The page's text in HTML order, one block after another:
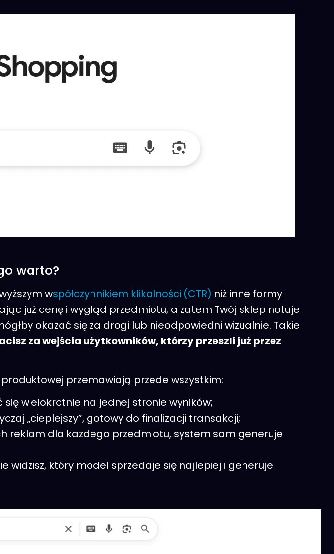
warto?
współczynnikiem klikalności (CTR) niż inne formy
już cenę i wygląd przedmiotu, a zatem Twój sklep notuje
okazać się za drogi lub nieodpowiedni wizualnie. Takie
za wejścia użytkowników, którzy przeszli już przez
przemawiają przede wszystkim:
wielokrotnie na jednej stronie wyników;
„cieplejszy”, gotowy do finalizacji transakcji;
reklam dla każdego przedmiotu, system sam generuje
widzisz, który model sprzedaje się najlepiej i generuje